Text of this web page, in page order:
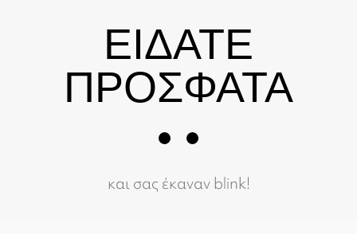
ΕΙΔΑΤΕ
ΠΡΟΣΦΑΤΑ
και σας έκαναν blink!